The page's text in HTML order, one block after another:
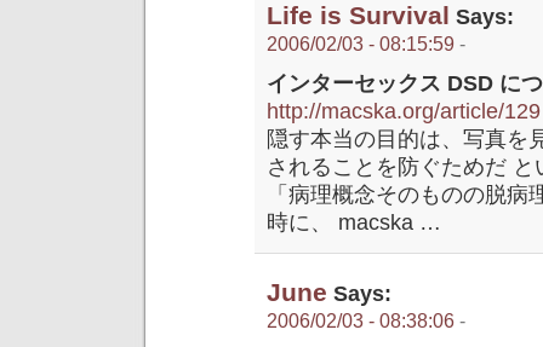
Life is Survival Says:
2006/02/03 - 08:15:59 -
インターセックス DSD に
http://macska.org/article/129
隠す本当の目的は、写真を
されることを防ぐためだ
「病理概念そのものの脱
時に、 macska …
June Says:
2006/02/03 - 08:38:06 -